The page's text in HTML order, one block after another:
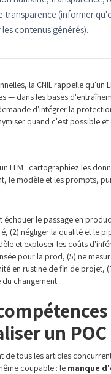
transparence (informer
contenus générés).
la CNIL rappelle qu'un
— dans les bases
d'intégrer la
quand c'est possible
LLM : cartographiez les
le modèle et les prompts,
échouer le passage en
(2) négliger la qualité et le
et exploser les coûts
pour la prod, (5) ne
en rustine de fin de projet,
changement.
un POC
de tous les articles
coupable : le manque